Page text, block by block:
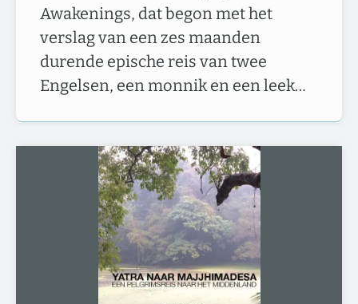
Awakenings, dat begon met het
verslag van een zes maanden
durende epische reis van twee
Engelsen, een monnik en een leek…